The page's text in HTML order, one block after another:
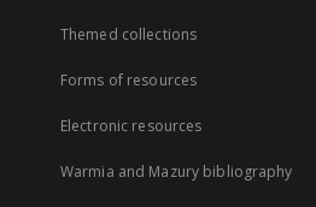
Themed collections
Forms of resources
Electronic resources
Warmia and Mazury bibliography